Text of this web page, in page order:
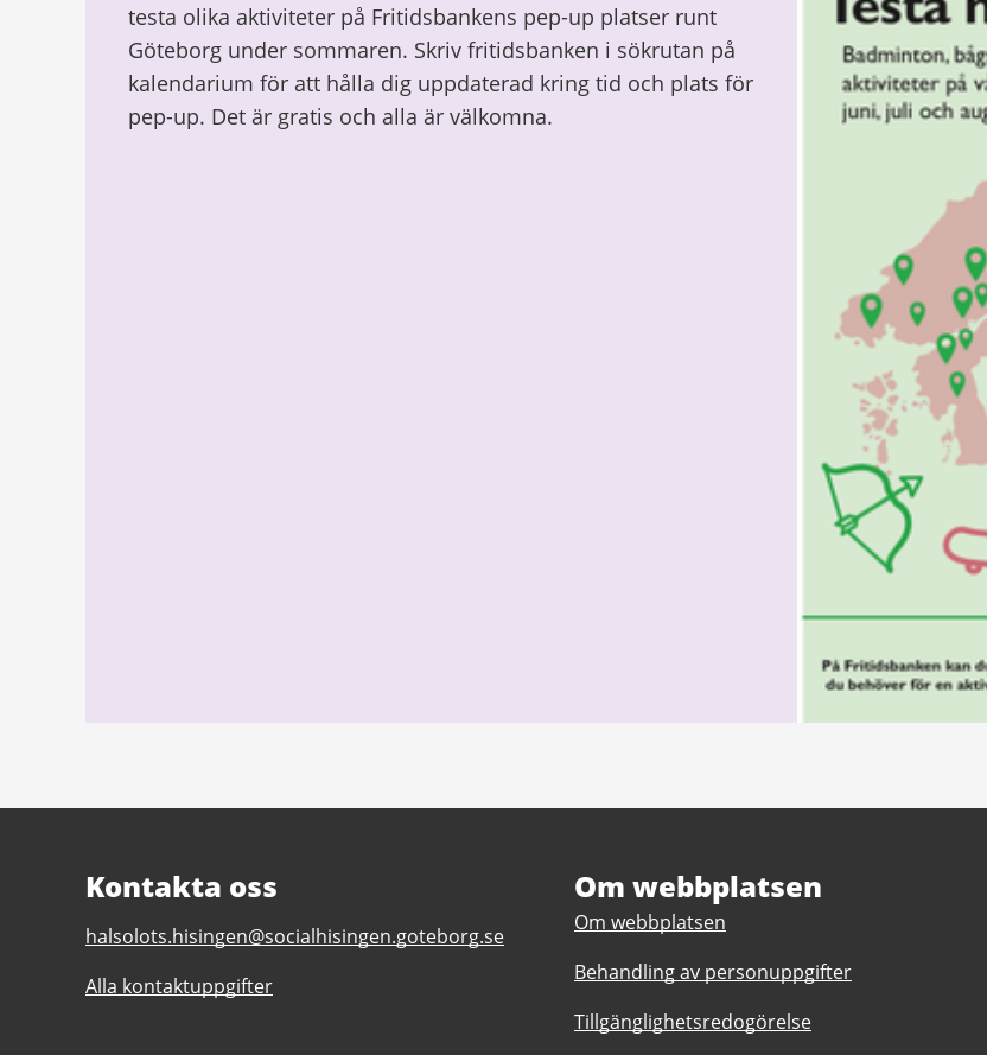
testa olika aktiviteter på Fritidsbankens pep-up platser runt
Göteborg under sommaren. Skriv fritidsbanken i sökrutan på
kalendarium för att hålla dig uppdaterad kring tid och plats för
pep-up. Det är gratis och alla är välkomna.
Kontakta oss
E-
till
halsolots.hisingen@socialhisingen.goteborg.se
Alla kontaktuppgifter
Om webbplatsen
Om webbplatsen
Behandling av personuppgifter
Tillgänglighetsredogörelse